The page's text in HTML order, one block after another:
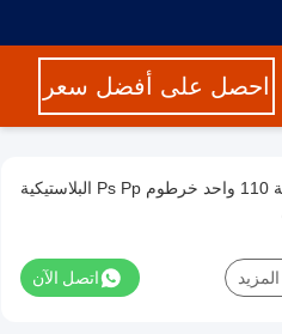
احصل على أفضل سعر
المستخدمة 110 واحد خرطوم Ps Pp البلاستيكية
اتصل الآن